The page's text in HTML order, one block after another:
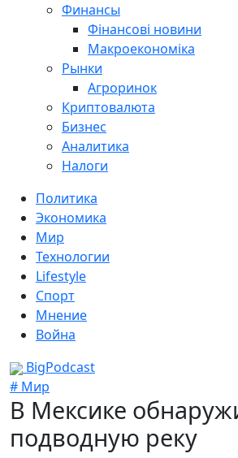
Финансы
Фінансові новини
Макроекономіка
Рынки
Агроринок
Криптовалюта
Бизнес
Аналитика
Налоги
Политика
Экономика
Мир
Технологии
Lifestyle
Спорт
Мнение
Война
BigPodcast
# Мир
В Мексике
подводную реку